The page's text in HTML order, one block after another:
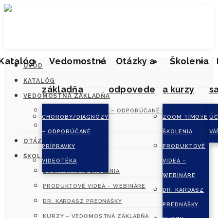
Vedomostná
základňa
CHOROBY/DIAGNÓZY
– ODPORÚČANÉ
PRÍPRAVKY
VIDEOTÉKA
Otázky a
odpovede
Školenia
a kurzy
ZOOM TÍMOVÉ
ŠKOLENIA
PRODUKTOVÉ
VIDEÁ –
WEBINÁRE
DR. KARDASZ
PREDNÁŠKY
ÚVOD
KATALÓG
VEDOMOSTNÁ ZÁKLADŇA
CHOROBY/DIAGNÓZY – ODPORÚČANÉ PRÍPRAVKY
OTÁZKY A ODPOVEDE
ŠKOLENIA A KURZY
ZOOM TÍMOVÉ ŠKOLENIA
PRODUKTOVÉ VIDEÁ – WEBINÁRE
DR. KARDASZ PREDNÁŠKY
KURZY – VEDOMOSTNÁ ZÁKLADŇA